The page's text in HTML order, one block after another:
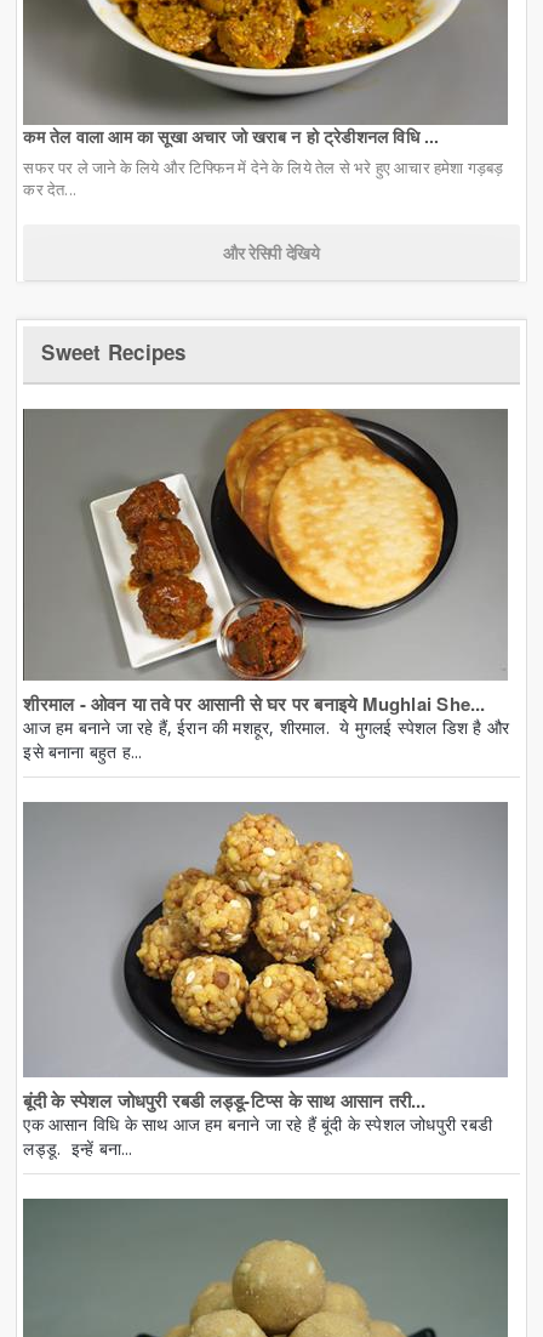
कम तेल वाला आम का सूखा अचार जो खराब न हो ट्रेडीशनल विधि ...
सफर पर ले जाने के लिये और टिफ्फिन में देने के लिये तेल से भरे हुए आचार हमेशा गड़बड़
कर देत...
और रेसिपी देखिये
Sweet Recipes
शीरमाल - ओवन या तवे पर आसानी से घर पर बनाइये Mughlai She...
आज हम बनाने जा रहे हैं, ईरान की मशहूर, शीरमाल. ये मुगलई स्पेशल डिश है और
इसे बनाना बहुत ह...
बूंदी के स्पेशल जोधपुरी रबडी लड्डू-टिप्स के साथ आसान तरी...
एक आसान विधि के साथ आज हम बनाने जा रहे हैं बूंदी के स्पेशल जोधपुरी रबडी
लड्डू. इन्हें बना...